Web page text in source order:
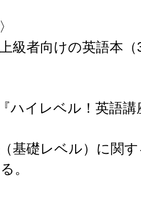
級者向けの英語本
ハイレベル！英語
基礎レベル）に関
。